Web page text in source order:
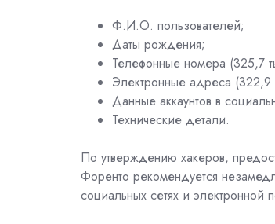
Ф.И.О. пользователей;
Даты рождения;
Телефонные номера (325,7
Электронные адреса (322,9
Данные аккаунтов в
Технические детали.
По утверждению хакеров,
Форенто рекомендуется
социальных сетях и электронной